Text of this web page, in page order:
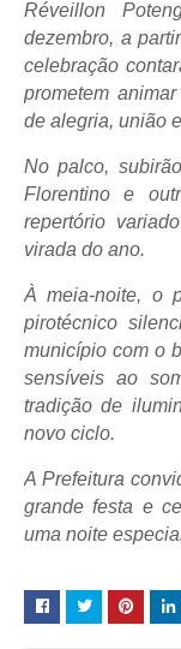
Réveillon
dezembro, a
celebração
prometem
de alegria, união
No palco,
Florentino e
repertório
virada do ano.
À meia-noite, o
pirotécnico
município com o
sensíveis ao
tradição de
novo ciclo.
A Prefeitura
grande festa e
uma noite